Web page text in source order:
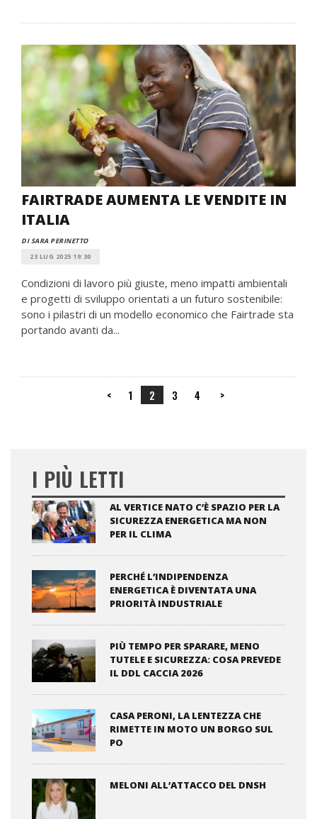
FAIRTRADE AUMENTA LE VENDITE IN
ITALIA
DI SARA PERINETTO
23 LUG 2025 19:30
Condizioni di lavoro più giuste, meno impatti ambientali
e progetti di sviluppo orientati a un futuro sostenibile:
sono i pilastri di un modello economico che Fairtrade sta
portando avanti da...
< 1 2 3 4 >
I PIÙ LETTI
AL VERTICE NATO C’È SPAZIO PER LA
SICUREZZA ENERGETICA MA NON
PER IL CLIMA
PERCHÉ L’INDIPENDENZA
ENERGETICA È DIVENTATA UNA
PRIORITÀ INDUSTRIALE
PIÙ TEMPO PER SPARARE, MENO
TUTELE E SICUREZZA: COSA PREVEDE
IL DDL CACCIA 2026
CASA PERONI, LA LENTEZZA CHE
RIMETTE IN MOTO UN BORGO SUL
PO
MELONI ALL’ATTACCO DEL DNSH